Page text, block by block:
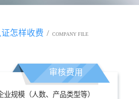
怎样收费 / COMPANY FILE
审核费用
业规模（人数、产品类型等）